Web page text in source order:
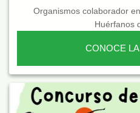
Organismos colaborador
Huérfanos
CONOCE